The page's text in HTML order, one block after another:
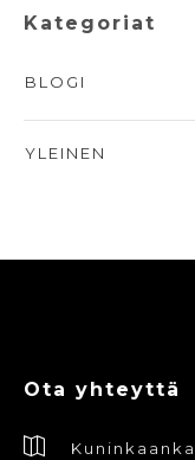
Kategoriat
BLOGI
YLEINEN
Ota yhteyttä